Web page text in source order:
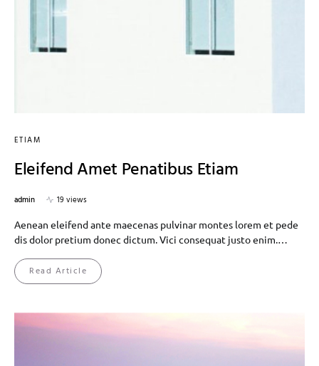
ETIAM
Eleifend Amet Penatibus Etiam
admin
19 views
Aenean eleifend ante maecenas pulvinar montes lorem et pede
dis dolor pretium donec dictum. Vici consequat justo enim.…
Read Article